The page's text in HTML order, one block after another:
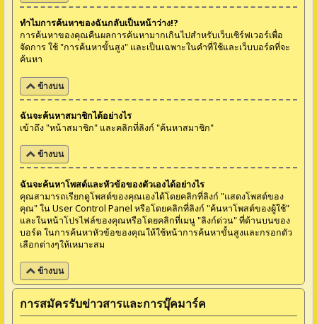
ทำไมการค้นหาของฉันกลับเป็นหน้าว่าง!?
การค้นหาของคุณคืนผลการค้นหามากเกินไปสำหรับเว็บเซิร์ฟเวอร์เพื่อ
จัดการ ใช้ "การค้นหาขั้นสูง" และเป็นเฉพาะในคำที่ใช้และเว็บบอร์ดที่จะ
ค้นหา
ข้างบน
ฉันจะค้นหาสมาชิกได้อย่างไร
เข้าถึง "หน้าสมาชิก" และคลิกที่ลิงก์ "ค้นหาสมาชิก"
ข้างบน
ฉันจะค้นหาโพสต์และหัวข้อของตัวเองได้อย่างไร
คุณสามารถเรียกดูโพสต์ของคุณเองได้โดยคลิกที่ลิงก์ "แสดงโพสต์ของ
คุณ" ใน User Control Panel หรือโดยคลิกที่ลิงก์ "ค้นหาโพสต์ของผู้ใช้"
และในหน้าโปรไฟล์ของคุณหรือโดยคลิกที่เมนู "ลิงก์ด่วน" ที่ด้านบนของ
บอร์ด ในการค้นหาหัวข้อของคุณให้ใช้หน้าการค้นหาขั้นสูงและกรอกตัว
เลือกต่างๆให้เหมาะสม
ข้างบน
การสมัครรับข่าวสารและการบุ๊คมาร์ค